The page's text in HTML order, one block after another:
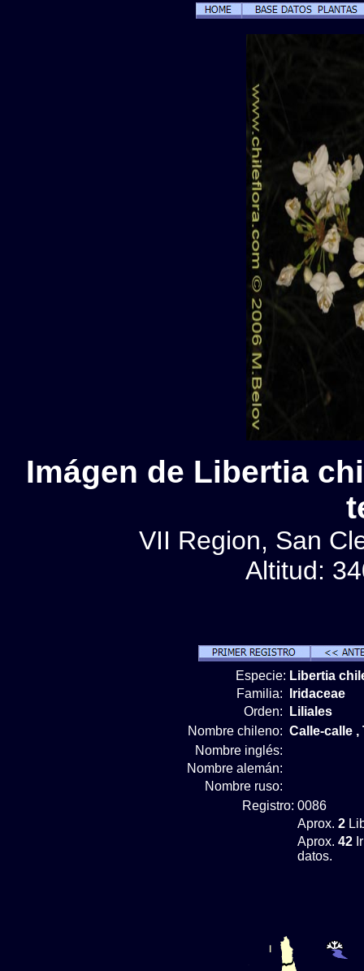
Imágen de Libertia
VII Region, San
Altitud:
Especie: Libertia
Familia:
Iridaceae
Orden:
Liliales
Nombre chileno: Calle-calle ,
Nombre inglés:
Nombre alemán:
Nombre ruso:
Registro: 0086
Aprox. 2
Aprox. 42
datos.